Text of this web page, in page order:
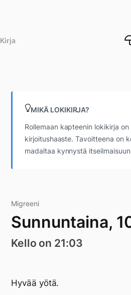
Kirja
MIKÄ LOKIKIRJA?
Rollemaan kapteenin lokikirja
kirjoitushaaste. Tavoitteena on
madaltaa kynnystä
Migreeni
Sunnuntaina,
Kello on 21:03
Hyvää yötä.